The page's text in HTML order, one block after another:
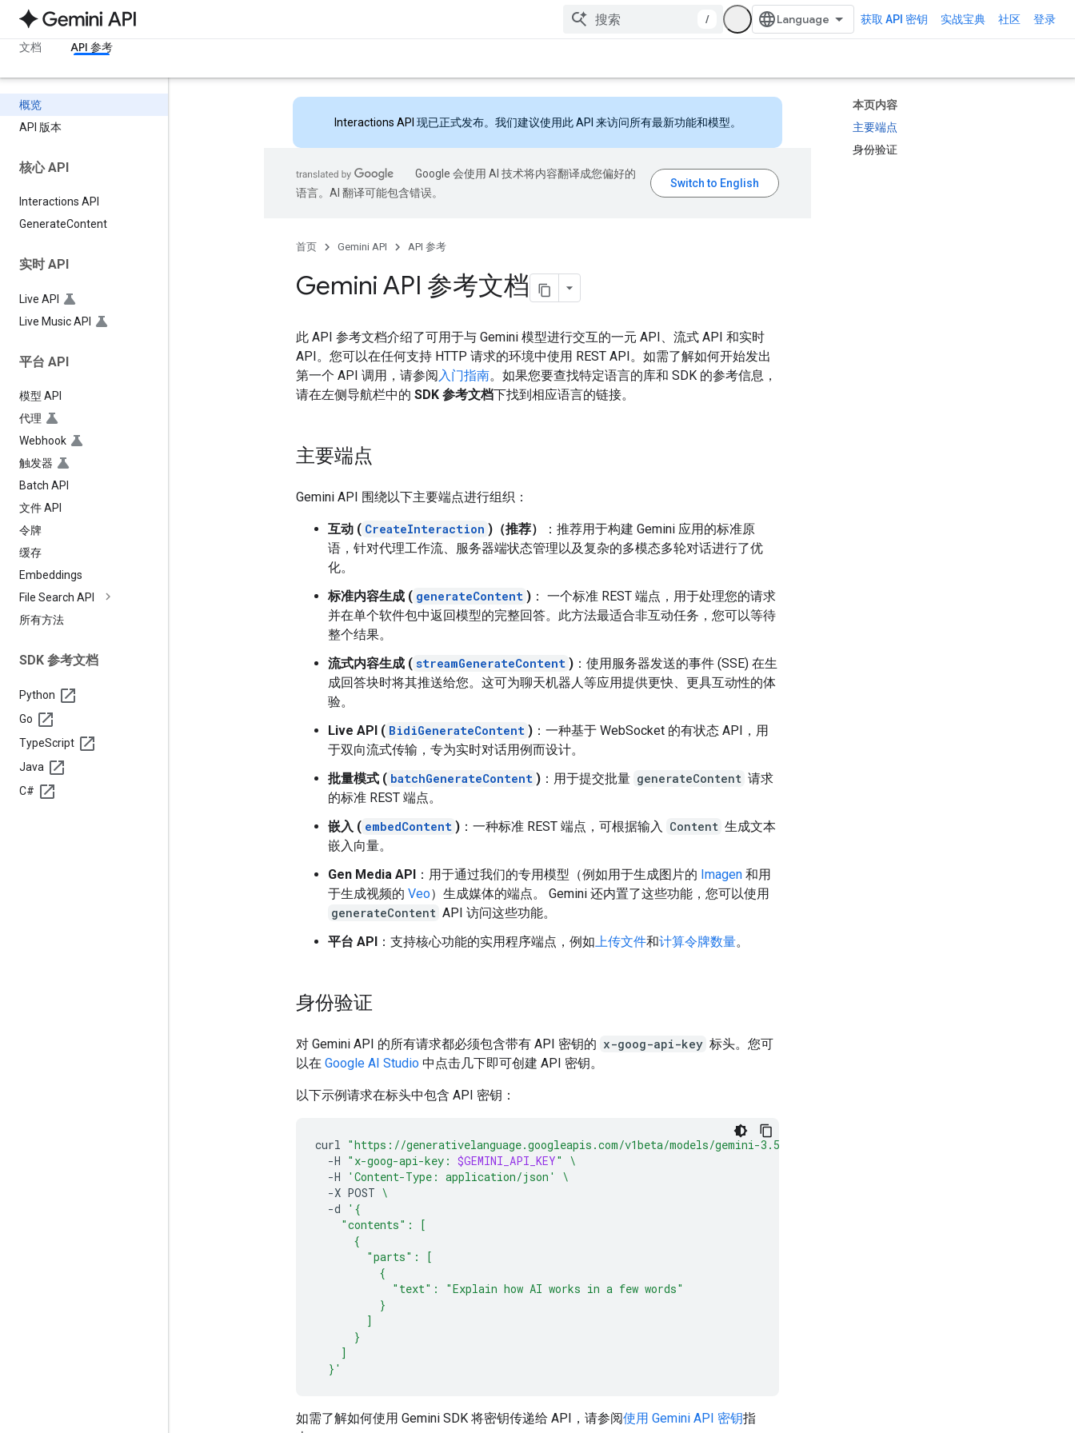
/ 获取 API 密钥 实战宝典 社区 登录
文档 API 参考
概览
API 版本
核心 API
Interactions API
GenerateContent
实时 API
Live API
Live Music API
平台 API
模型 API
代理
Webhook
触发器
Batch API
文件 API
令牌
缓存
Embeddings
File Search API
所有方法
SDK 参考文档
Python
Go
TypeScript
Java
C#
本页内容
主要端点
身份验证
Interactions API 现已正式发布。我们建议使用此 API 来访问所有最新功能和模型。
Google 会使用 AI 技术将内容翻译成您偏好的
语言。AI 翻译可能包含错误。
首页 Gemini API API 参考
Gemini API 参考文档
此 API 参考文档介绍了可用于与 Gemini 模型进行交互的一元 API、流式 API 和实时
API。您可以在任何支持 HTTP 请求的环境中使用 REST API。如需了解如何开始发出
第一个 API 调用，请参阅入门指南。如果您要查找特定语言的库和 SDK 的参考信息，
请在左侧导航栏中的 SDK 参考文档下找到相应语言的链接。
主要端点
Gemini API 围绕以下主要端点进行组织：
互动 ( CreateInteraction )（推荐）
：推荐用于构建 Gemini 应用的标准原
语，针对代理工作流、服务器端状态管理以及复杂的多模态多轮对话进行了优
化。
标准内容生成 ( generateContent ) ： 一个标准 REST 端点，用于处理您的请求
并在单个软件包中返回模型的完整回答。此方法最适合非互动任务，您可以等待
整个结果。
流式内容生成 ( streamGenerateContent ) ：使用服务器发送的事件 (SSE) 在生
成回答块时将其推送给您。这可为聊天机器人等应用提供更快、更具互动性的体
验。
Live API ( BidiGenerateContent ) ：一种基于 WebSocket 的有状态 API，用
于双向流式传输，专为实时对话用例而设计。
批量模式 ( batchGenerateContent ) ：用于提交批量 generateContent 请求
的标准 REST 端点。
嵌入 ( embedContent ) ：一种标准 REST 端点，可根据输入 Content 生成文本
嵌入向量。
Gen Media API ：用于通过我们的专用模型（例如用于生成图片的 Imagen 和用
于生成视频的 Veo）生成媒体的端点。 Gemini 还内置了这些功能，您可以使用
generateContent API 访问这些功能。
平台 API ：支持核心功能的实用程序端点，例如上传文件和计算令牌数量。
身份验证
对 Gemini API 的所有请求都必须包含带有 API 密钥的 x-goog-api-key 标头。您可
以在 Google AI Studio 中点击几下即可创建 API 密钥。
以下示例请求在标头中包含 API 密钥：
curl "https://generativelanguage.googleapis.com/v1beta/models/gemini-3.5-flash:generateContent"
-H "x-goog-api-key: $GEMINI_API_KEY"
\
-H
'Content-Type: application/json'
\
-X POST \
-d
'{
    "contents": [
      {
        "parts": [
          {
            "text": "Explain how AI works in a few words"
          }
        ]
      }
    ]
  }'
如需了解如何使用 Gemini SDK 将密钥传递给 API，请参阅使用 Gemini API 密钥指